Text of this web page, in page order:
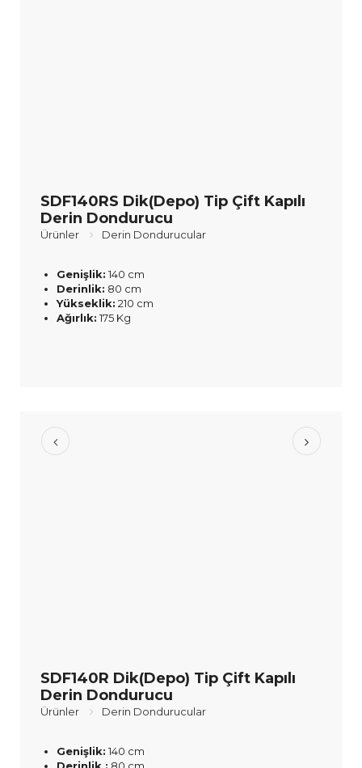
SDF140RS Dik(Depo) Tip Çift Kapılı
Derin Dondurucu
Ürünler Derin Dondurucular
Genişlik: 140 cm
Derinlik: 80 cm
Yükseklik: 210 cm
Ağırlık: 175 Kg
SDF140R Dik(Depo) Tip Çift Kapılı
Derin Dondurucu
Ürünler Derin Dondurucular
Genişlik: 140 cm